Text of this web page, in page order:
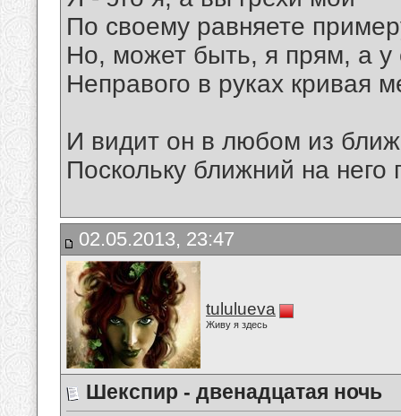
По своему равняете
Но, может быть, я прям, а у
Неправого в руках кривая
И видит он в любом из
Поскольку ближний на него
02.05.2013, 23:47
tululueva
Живу я здесь
Шекспир - двенадцатая ночь